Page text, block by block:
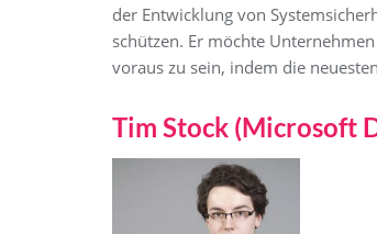
der Entwicklung von
schützen. Er möchte
voraus zu sein, indem die
Tim Stock (Microsoft